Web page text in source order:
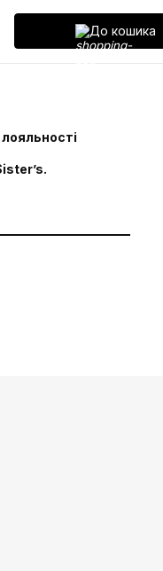
До кошика